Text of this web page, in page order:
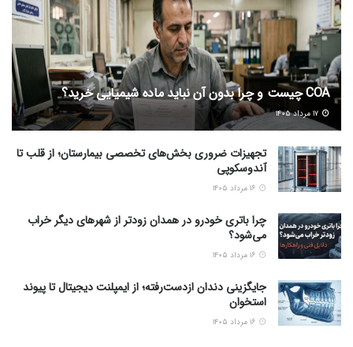
COA چیست و چرا بدون آن نباید ماده شیمیایی خرید؟
تجهیزات ضروری بخش‌های تخصصی بیمارستان؛ از قلب تا
آندوسکوپی
چرا باتری خودرو در همدان زودتر از شهرهای دیگر خراب
می‌شود؟
جایگزینی دندان ازدست‌رفته؛ از ایمپلنت دیجیتال تا پیوند
استخوان